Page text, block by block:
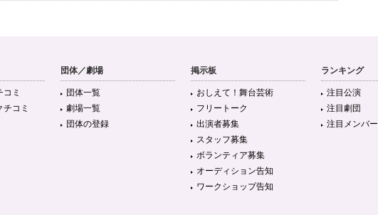
ミ
コミ
団体／劇場
団体一覧
劇場一覧
団体の登録
掲示板
おしえて！舞台芸術
フリートーク
出演者募集
スタッフ募集
ボランティア募集
オーディション告知
ワークショップ告知
ランキング
注目公演
注目劇団
注目メンバー